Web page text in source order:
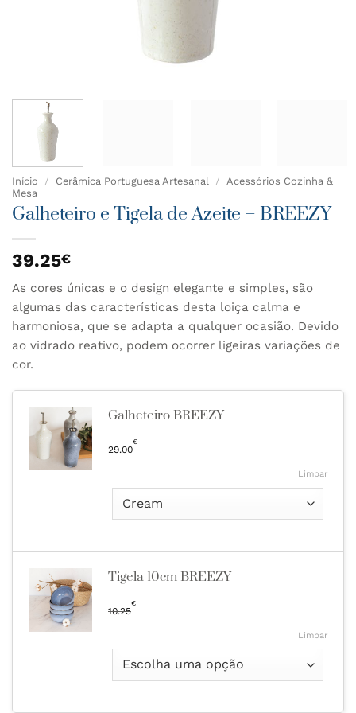
Início / Cerâmica Portuguesa Artesanal /
Acessórios Cozinha &
Mesa
Galheteiro e Tigela de Azeite – BREEZY
39.25€
As cores únicas e o design elegante e simples, são
algumas das características desta loiça calma e
harmoniosa, que se adapta a qualquer ocasião. Devido
ao vidrado reativo, podem ocorrer ligeiras variações de
cor.
Galheteiro BREEZY
29.00
€
Limpar
Tigela 10cm BREEZY
10.25
€
Limpar